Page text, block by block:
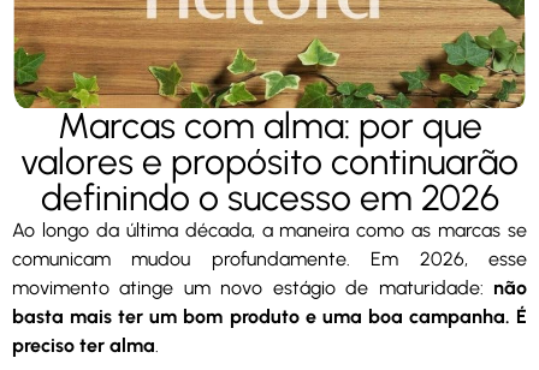
Marcas com alma: por que
valores e propósito continuarão
definindo o sucesso em 2026
Ao longo da última década, a maneira como as marcas se
comunicam mudou profundamente. Em 2026, esse
movimento atinge um novo estágio de maturidade: não
basta mais ter um bom produto e uma boa campanha. É
preciso ter alma